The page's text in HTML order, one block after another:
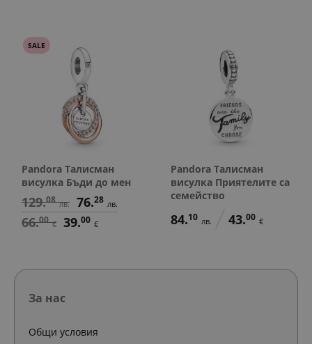
SALE
Pandora Талисман
висулка Бъди до мен
129.08 лв. 76.28 лв.
66.00 € 39.00 €
Pandora Талисман
висулка Приятелите са
семейство
84.10 лв. 43.00 €
За нас
Общи условия